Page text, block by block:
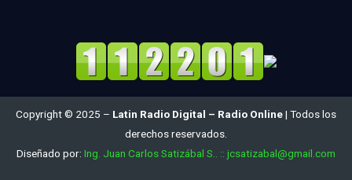
Copyright © 2025 – Latin Radio Digital – Radio Online| Todos los
derechos reservados.
Diseñado por: Ing. Juan Carlos Satizábal S.. :: jcsatizabal@gmail.com